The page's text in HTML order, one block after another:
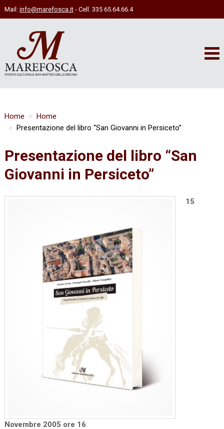
Mail: info@marefosca.it- Cell. 335 65.64.66.4
Home
Home
Presentazione del libro “San Giovanni in Persiceto”
Presentazione del libro “San
Giovanni in Persiceto”
15
Novembre 2005 ore 16: